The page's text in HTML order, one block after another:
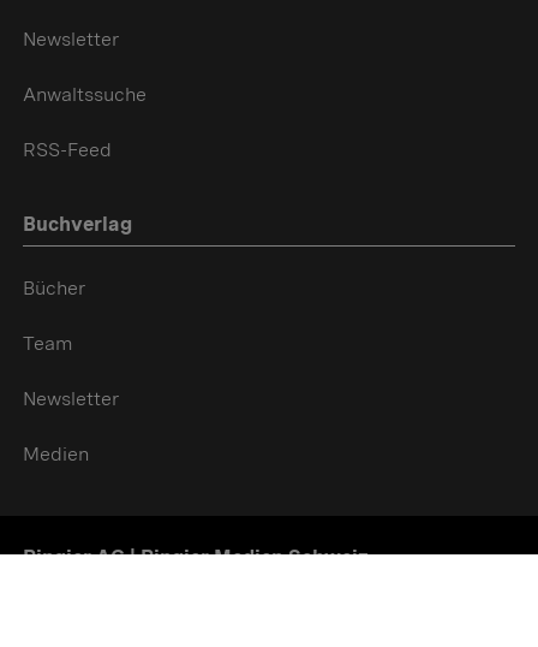
Newsletter
Anwaltssuche
RSS-Feed
Buchverlag
Bücher
Team
Newsletter
Medien
Ringier AG | Ringier Medien Schweiz